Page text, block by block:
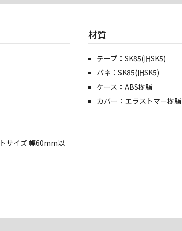
サイズ 幅60mm以
材質
テープ：SK85(旧SK5)
バネ：SK85(旧SK5)
ケース：ABS樹脂
カバー：エラストマー樹脂